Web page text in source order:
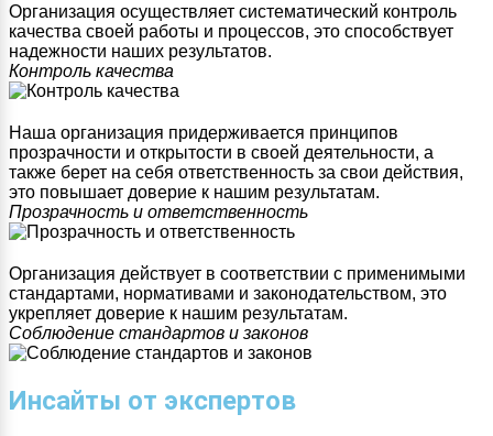
Организация осуществляет систематический контроль
качества своей работы и процессов, это способствует
надежности наших результатов.
Контроль качества
Наша организация придерживается принципов
прозрачности и открытости в своей деятельности, а
также берет на себя ответственность за свои действия,
это повышает доверие к нашим результатам.
Прозрачность и ответственность
Организация действует в соответствии с применимыми
стандартами, нормативами и законодательством, это
укрепляет доверие к нашим результатам.
Соблюдение стандартов и законов
Инсайты от экспертов